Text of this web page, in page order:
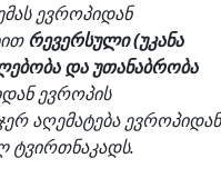
ევროპიდან
რევერსული (უკანა
და უთანაბრობა
ევროპის
აღემატება ევროპიდან
ტვირთნაკადს.